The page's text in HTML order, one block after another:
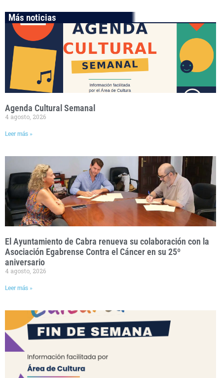
Más noticias
Agenda Cultural Semanal
4 agosto, 2026
Leer más »
El Ayuntamiento de Cabra renueva su colaboración con la
Asociación Egabrense Contra el Cáncer en su 25º
aniversario
4 agosto, 2026
Leer más »